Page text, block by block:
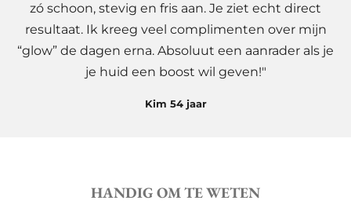
zó schoon, stevig en fris aan. Je ziet echt direct
resultaat. Ik kreeg veel complimenten over mijn
“glow” de dagen erna. Absoluut een aanrader als je
je huid een boost wil geven!"
Kim 54 jaar
HANDIG OM TE WETEN